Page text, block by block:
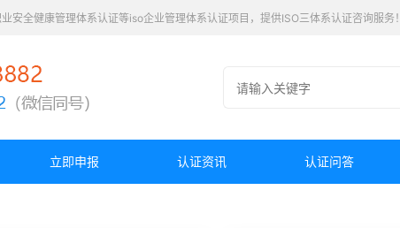
全健康管理体系认证等iso企业管理体系认证项目，提供ISO三体系认证咨询服务！
立即申报 认证资讯 认证问答